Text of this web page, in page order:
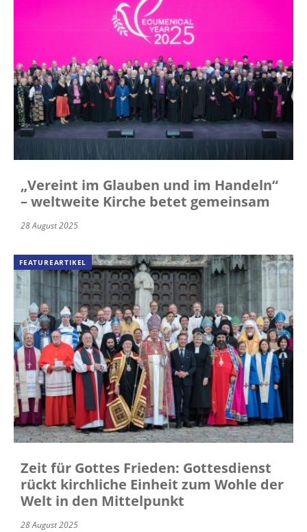
„Vereint im Glauben und im Handeln“
– weltweite Kirche betet gemeinsam
28 August 2025
FEATUREARTIKEL
Zeit für Gottes Frieden: Gottesdienst
rückt kirchliche Einheit zum Wohle der
Welt in den Mittelpunkt
28 August 2025